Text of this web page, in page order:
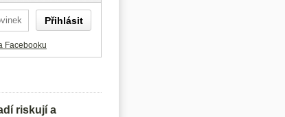
Facebooku
riskují a